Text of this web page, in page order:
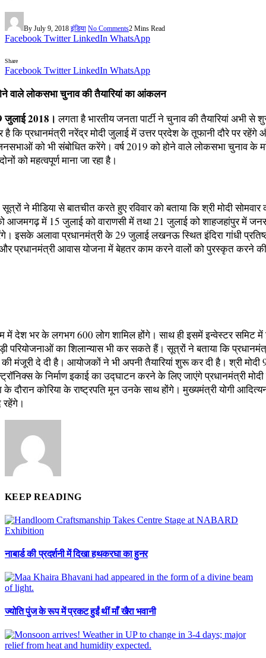
By July 9, 2018 इंडिया No Comments2 Mins Read
Facebook Twitter LinkedIn WhatsApp
Share
Facebook Twitter LinkedIn WhatsApp
वाले लोकसभा चुनाव की तैयारियां का आंकलन
2018। लगता है भारतीय जनता पार्टी ने चुनाव की तैयारियां अभी से
कि प्रधानमंत्री नरेंद्र मोदी जुलाई में उत्तर प्रदेश के तूफानी दौरे पर रहेंगे
को भी संबोधित करेंगे। वर्ष 2019 को होने वाले लोकसभा चुनाव के
को महत्वपूर्ण माना जा रहा है।
ने मीडिया से बातचीत करते हुए रविवार को बताया कि श्री मोदी सोमवार
आजमगढ़ में 15 जुलाई को वाराणसी में तथा 21 जुलाई को शाहजहांपुर में
इसके अलावा प्रधानमंत्री के 29 जुलाई लखनऊ स्थित इंदिरा गांधी
प्रधानमंत्री आवास योजना में बेहतर काम करने वालों को पुरस्कृत करने
में देश भर के लगभग 600 लोग शामिल होंगे। साथ ही इसमें इन्वेस्टर समिट में
परियोजनाओं का शिलान्यास भी कर सकते हैं। सूत्रों ने बताया कि
मंजूरी दे दी है। आयोजकों ने भी अपनी तैयारियां शुरू कर दी है। श्री मोदी
के निर्माण इकाई का उद्घाटन करने के लिए जाएंगे प्रधानमंत्री
के दौरान कोरिया के राष्ट्रपति मून उनके साथ होंगे। मुख्यमंत्री योगी
रहेंगे।
KEEP READING
नाबार्ड की प्रदर्शनी में दिखा हथकरघा का हुनर
ज्योति पुंज के रूप में प्रकट हुईं थीं माँ खैरा भवानी